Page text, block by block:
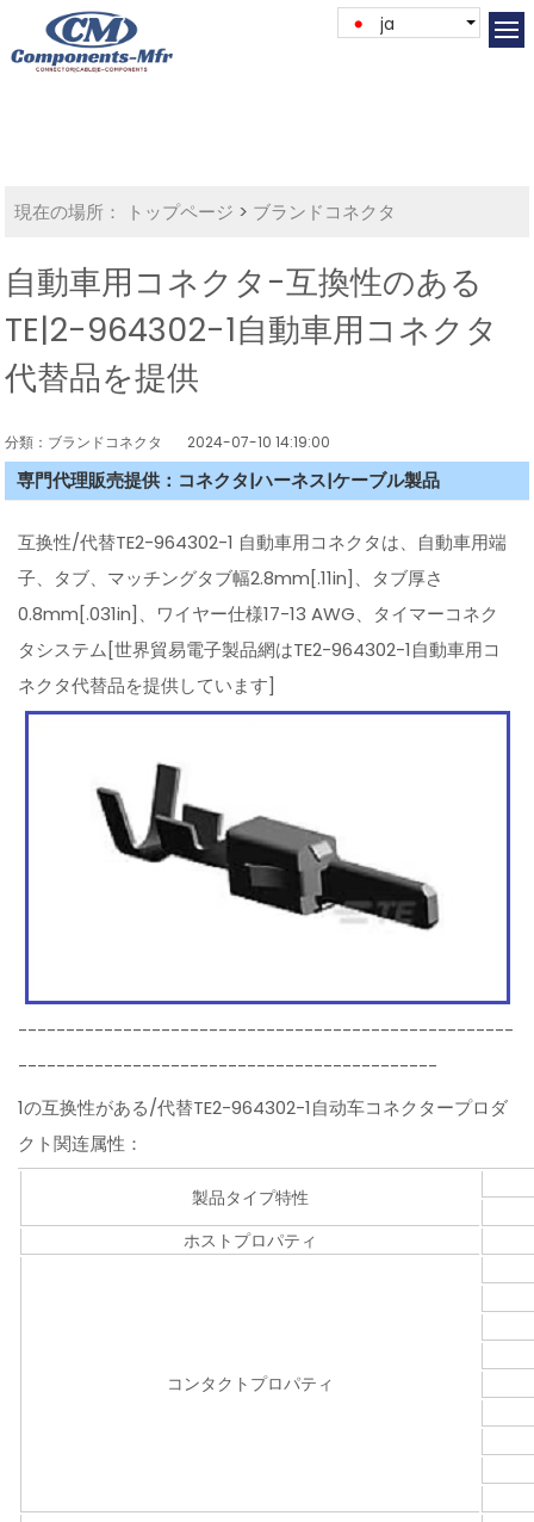
ja
現在の場所： トップページ > ブランドコネクタ
自動車用コネクタ-互換性のある
TE|2-964302-1自動車用コネクタ
代替品を提供
分類：ブランドコネクタ 2024-07-10 14:19:00
専門代理販売提供：コネクタ|ハーネス|ケーブル製品
互换性/代替TE2-964302-1 自動車用コネクタは、自動車用端
子、タブ、マッチングタブ幅2.8mm[.11in]、タブ厚さ
0.8mm[.031in]、ワイヤー仕様17-13 AWG、タイマーコネク
タシステム[世界貿易電子製品網はTE2-964302-1自動車用コ
ネクタ代替品を提供しています]
----------------------------------------------------
--------------------------------------------
1の互换性がある/代替TE2-964302-1自动车コネクタープロダ
クト関连属性：
製品タイプ特性
ホストプロパティ
コンタクトプロパティ